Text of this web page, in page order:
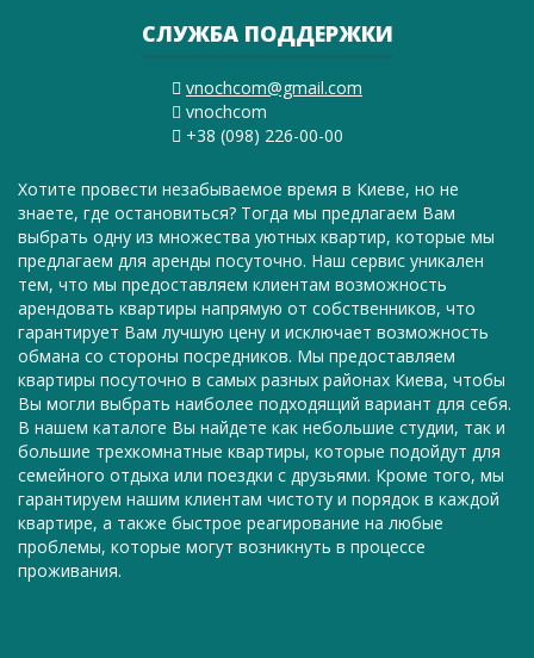
СЛУЖБА ПОДДЕРЖКИ
vnochcom@gmail.com
vnochcom
+38 (098) 226-00-00
Хотите провести незабываемое время в Киеве, но не
знаете, где остановиться? Тогда мы предлагаем Вам
выбрать одну из множества уютных квартир, которые мы
предлагаем для аренды посуточно. Наш сервис уникален
тем, что мы предоставляем клиентам возможность
арендовать квартиры напрямую от собственников, что
гарантирует Вам лучшую цену и исключает возможность
обмана со стороны посредников. Мы предоставляем
квартиры посуточно в самых разных районах Киева, чтобы
Вы могли выбрать наиболее подходящий вариант для себя.
В нашем каталоге Вы найдете как небольшие студии, так и
большие трехкомнатные квартиры, которые подойдут для
семейного отдыха или поездки с друзьями. Кроме того, мы
гарантируем нашим клиентам чистоту и порядок в каждой
квартире, а также быстрое реагирование на любые
проблемы, которые могут возникнуть в процессе
проживания.